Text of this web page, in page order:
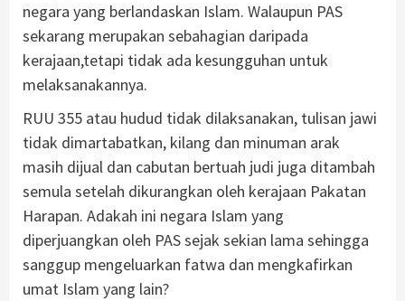
negara yang berlandaskan Islam. Walaupun PAS
sekarang merupakan sebahagian daripada
kerajaan,tetapi tidak ada kesungguhan untuk
melaksanakannya.
RUU 355 atau hudud tidak dilaksanakan, tulisan jawi
tidak dimartabatkan, kilang dan minuman arak
masih dijual dan cabutan bertuah judi juga ditambah
semula setelah dikurangkan oleh kerajaan Pakatan
Harapan. Adakah ini negara Islam yang
diperjuangkan oleh PAS sejak sekian lama sehingga
sanggup mengeluarkan fatwa dan mengkafirkan
umat Islam yang lain?